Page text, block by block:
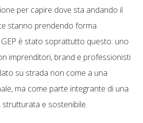
per capire dove sta andando il
stanno prendendo forma.
è stato soprattutto questo: uno
imprenditori, brand e professionisti
su strada non come a una
ma come parte integrante di una
strutturata e sostenibile.